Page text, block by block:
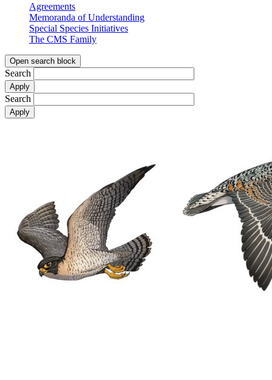
Agreements
Memoranda of Understanding
Special Species Initiatives
The CMS Family
Open search block
Search
Search